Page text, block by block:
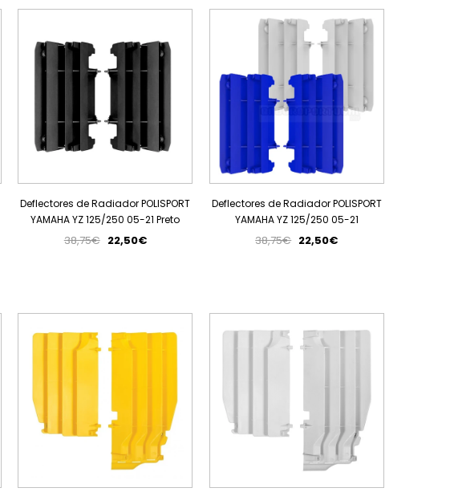
Deflectores de Radiador POLISPORT
YAMAHA YZ 125/250 05-21 Preto
38,75€ 22,50€
PROMOÇÃO
Deflectores de Radiador POLISPORT
YAMAHA YZ 125/250 05-21
38,75€ 22,50€